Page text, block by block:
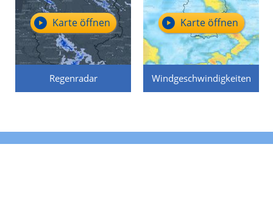
Regenradar
Karte öffnen
Windgeschwindigkeiten
Karte öffnen